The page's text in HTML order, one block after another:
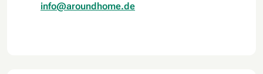
info@aroundhome.de